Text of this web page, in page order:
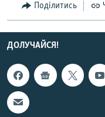
КТАТ
ДОЛУЧАЙСЯ!
Поділитись
ДОЛУЧАЙСЯ!